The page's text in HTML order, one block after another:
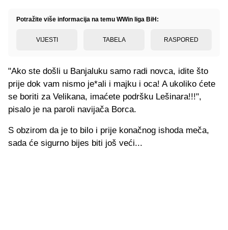
Potražite više informacija na temu WWin liga BiH:
VIJESTI TABELA RASPORED
"Ako ste došli u Banjaluku samo radi novca, idite što
prije dok vam nismo je*ali i majku i oca! A ukoliko ćete
se boriti za Velikana, imaćete podršku Lešinara!!!",
pisalo je na paroli navijača Borca.
S obzirom da je to bilo i prije konačnog ishoda meča,
sada će sigurno bijes biti još veći...